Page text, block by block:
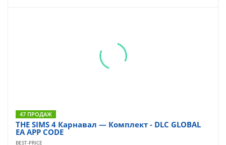
47 ПРОДАЖ
THE SIMS 4 Карнавал — Комплект - DLC GLOBAL
EA APP CODE
BEST-PRICE